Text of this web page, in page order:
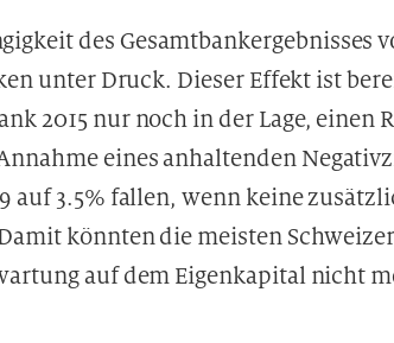
des Gesamtbankergebnisses
unter Druck. Dieser Effekt ist
2015 nur noch in der Lage, einen
eines anhaltenden
auf 3.5% fallen, wenn keine
könnten die meisten
auf dem Eigenkapital nicht